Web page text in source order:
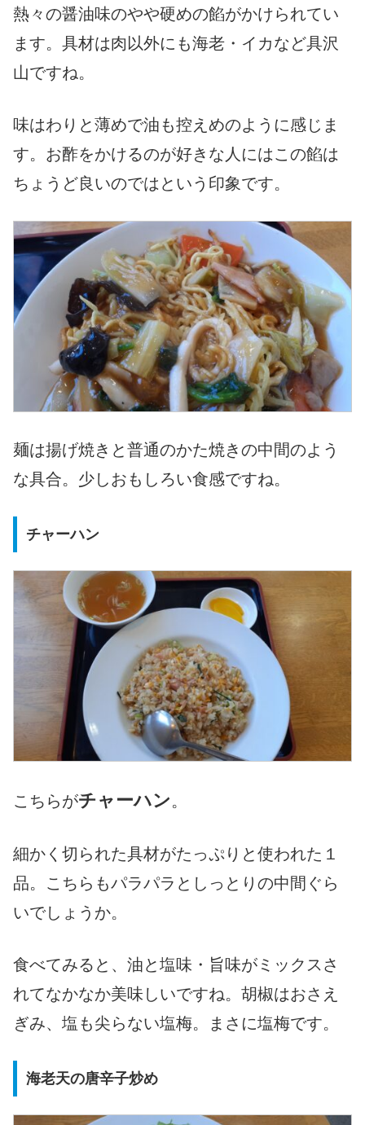
熱々の醤油味のやや硬めの餡がかけられてい
ます。具材は肉以外にも海老・イカなど具沢
山ですね。
味はわりと薄めで油も控えめのように感じま
す。お酢をかけるのが好きな人にはこの餡は
ちょうど良いのではという印象です。
麺は揚げ焼きと普通のかた焼きの中間のよう
な具合。少しおもしろい食感ですね。
チャーハン
こちらがチャーハン。
細かく切られた具材がたっぷりと使われた１
品。こちらもパラパラとしっとりの中間ぐら
いでしょうか。
食べてみると、油と塩味・旨味がミックスさ
れてなかなか美味しいですね。胡椒はおさえ
ぎみ、塩も尖らない塩梅。まさに塩梅です。
海老天の唐辛子炒め